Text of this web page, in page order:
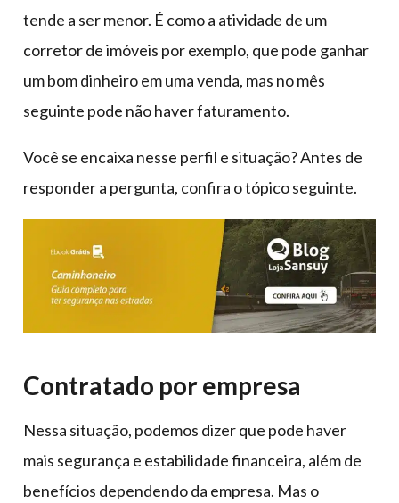
tende a ser menor. É como a atividade de um
corretor de imóveis por exemplo, que pode ganhar
um bom dinheiro em uma venda, mas no mês
seguinte pode não haver faturamento.
Você se encaixa nesse perfil e situação? Antes de
responder a pergunta, confira o tópico seguinte.
Contratado por empresa
Nessa situação, podemos dizer que pode haver
mais segurança e estabilidade financeira, além de
benefícios dependendo da empresa. Mas o